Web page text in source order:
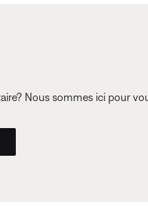
Nous sommes ici pour